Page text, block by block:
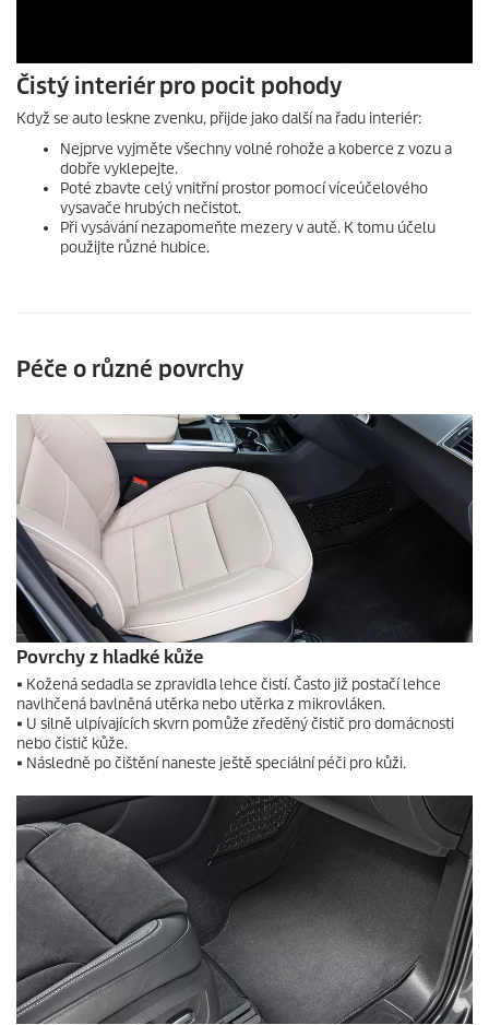
Čistý interiér pro pocit pohody
Když se auto leskne zvenku, přijde jako další na řadu interiér:
Nejprve vyjměte všechny volné rohože a koberce z vozu a
dobře vyklepejte.
Poté zbavte celý vnitřní prostor pomocí víceúčelového
vysavače hrubých nečistot.
Při vysávání nezapomeňte mezery v autě. K tomu účelu
použijte různé hubice.
Péče o různé povrchy
Povrchy z hladké kůže
• Kožená sedadla se zpravidla lehce čistí. Často již postačí lehce
navlhčená bavlněná utěrka nebo utěrka z mikrovláken.
• U silně ulpívajících skvrn pomůže zředěný čistič pro domácnosti
nebo čistič kůže.
• Následně po čištění naneste ještě speciální péči pro kůži.